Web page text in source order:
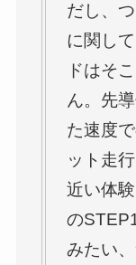
だし、
に関し
ドはそ
ん。先
た速度
ット走
近い体
の
みたい